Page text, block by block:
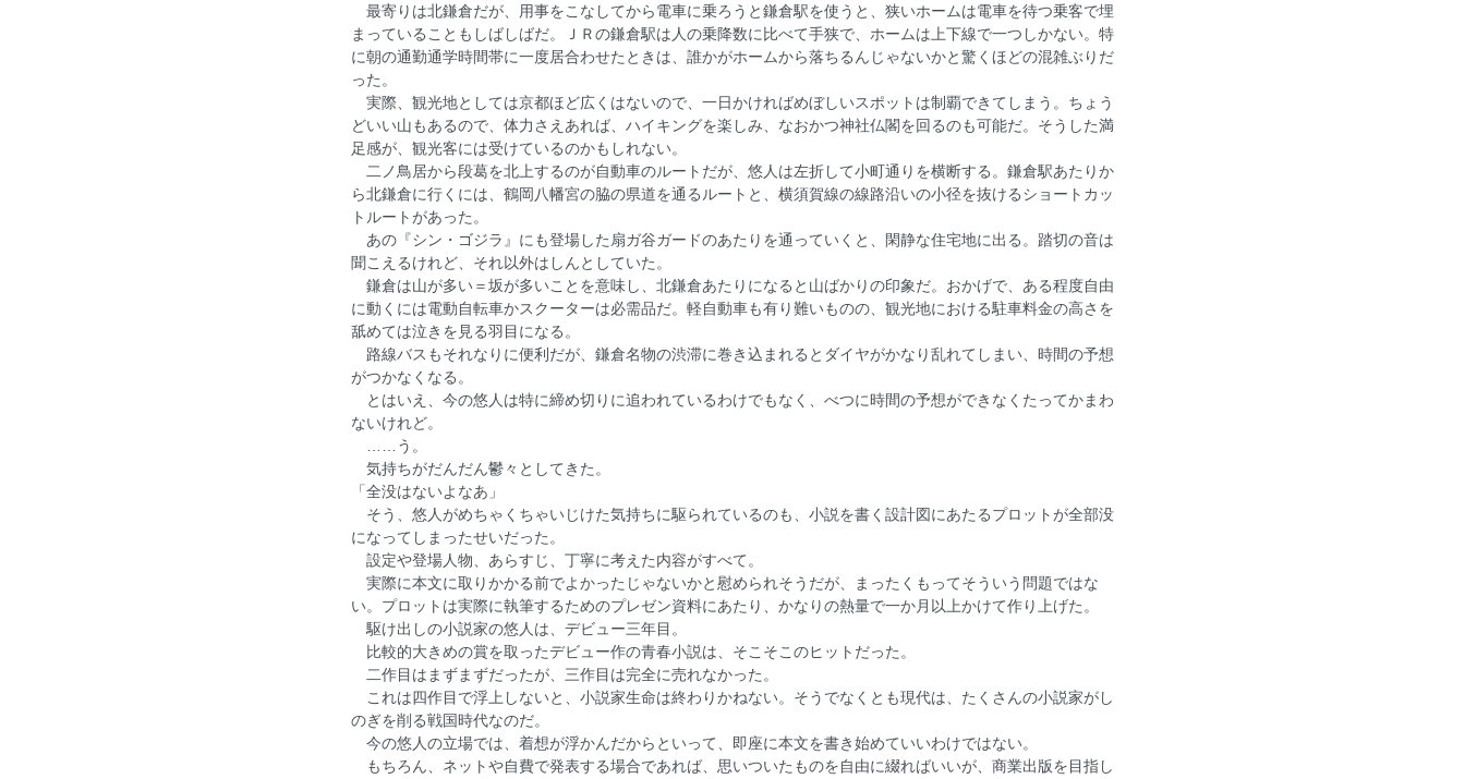
最寄りは北鎌倉だが、用事をこなしてから電車に乗ろうと鎌倉駅を使うと、狭いホームは電車を待つ乗客で埋
まっていることもしばしばだ。ＪＲの鎌倉駅は人の乗降数に比べて手狭で、ホームは上下線で一つしかない。特
に朝の通勤通学時間帯に一度居合わせたときは、誰かがホームから落ちるんじゃないかと驚くほどの混雑ぶりだ
った。
実際、観光地としては京都ほど広くはないので、一日かければめぼしいスポットは制覇できてしまう。ちょう
どいい山もあるので、体力さえあれば、ハイキングを楽しみ、なおかつ神社仏閣を回るのも可能だ。そうした満
足感が、観光客には受けているのかもしれない。
二ノ鳥居から段葛を北上するのが自動車のルートだが、悠人は左折して小町通りを横断する。鎌倉駅あたりか
ら北鎌倉に行くには、鶴岡八幡宮の脇の県道を通るルートと、横須賀線の線路沿いの小径を抜けるショートカッ
トルートがあった。
あの『シン・ゴジラ』にも登場した扇ガ谷ガードのあたりを通っていくと、閑静な住宅地に出る。踏切の音は
聞こえるけれど、それ以外はしんとしていた。
鎌倉は山が多い＝坂が多いことを意味し、北鎌倉あたりになると山ばかりの印象だ。おかげで、ある程度自由
に動くには電動自転車かスクーターは必需品だ。軽自動車も有り難いものの、観光地における駐車料金の高さを
舐めては泣きを見る羽目になる。
路線バスもそれなりに便利だが、鎌倉名物の渋滞に巻き込まれるとダイヤがかなり乱れてしまい、時間の予想
がつかなくなる。
とはいえ、今の悠人は特に締め切りに追われているわけでもなく、べつに時間の予想ができなくたってかまわ
ないけれど。
……う。
気持ちがだんだん鬱々としてきた。
「全没はないよなあ」
そう、悠人がめちゃくちゃいじけた気持ちに駆られているのも、小説を書く設計図にあたるプロットが全部没
になってしまったせいだった。
設定や登場人物、あらすじ、丁寧に考えた内容がすべて。
実際に本文に取りかかる前でよかったじゃないかと慰められそうだが、まったくもってそういう問題ではな
い。プロットは実際に執筆するためのプレゼン資料にあたり、かなりの熱量で一か月以上かけて作り上げた。
駆け出しの小説家の悠人は、デビュー三年目。
比較的大きめの賞を取ったデビュー作の青春小説は、そこそこのヒットだった。
二作目はまずまずだったが、三作目は完全に売れなかった。
これは四作目で浮上しないと、小説家生命は終わりかねない。そうでなくとも現代は、たくさんの小説家がし
のぎを削る戦国時代なのだ。
今の悠人の立場では、着想が浮かんだからといって、即座に本文を書き始めていいわけではない。
もちろん、ネットや自費で発表する場合であれば、思いついたものを自由に綴ればいいが、商業出版を目指し